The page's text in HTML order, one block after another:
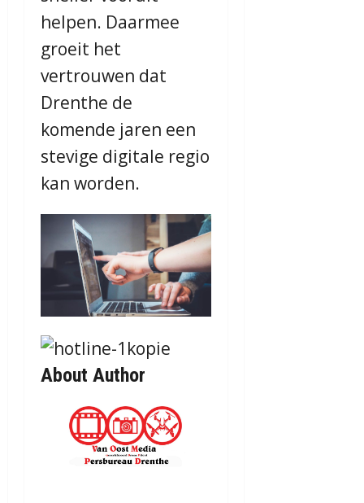
helpen. Daarmee
groeit het
vertrouwen dat
Drenthe de
komende jaren een
stevige digitale regio
kan worden.
About Author